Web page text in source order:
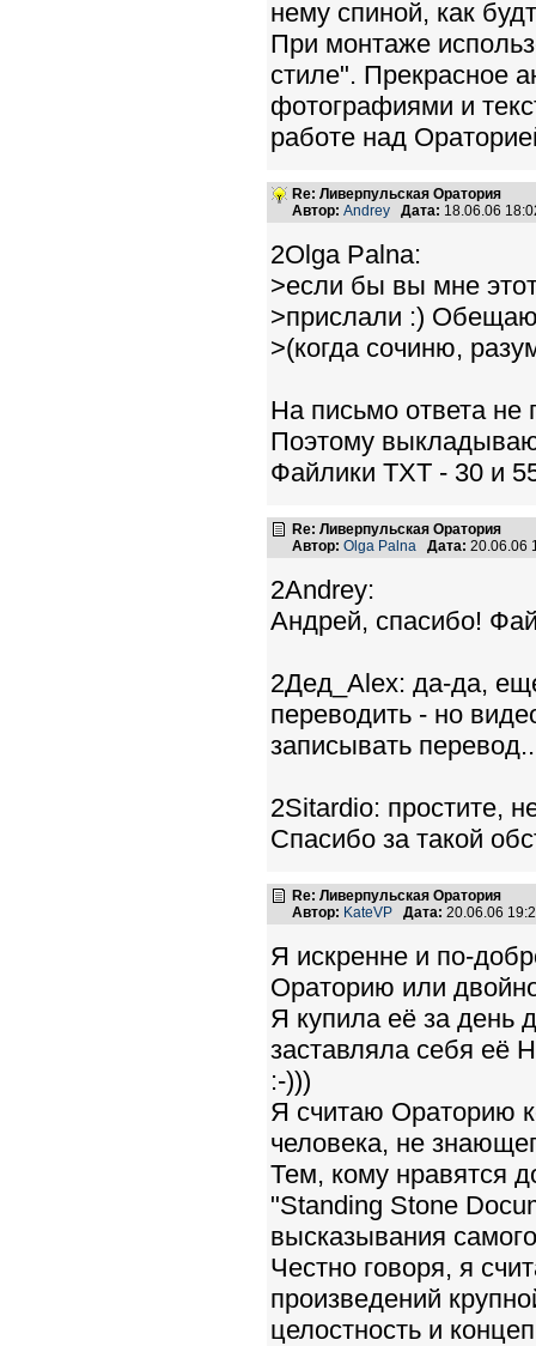
нему спиной, как
При монтаже
стиле". Прекрасное
фотографиями и
работе над
Re: Ливерпульская Оратория
Автор: Andrey Дата: 18.06.06
2Olga Palna:
>если бы вы мне
>прислали :)
>(когда сочиню,
На письмо ответа не
Поэтому
Файлики TXT - 30 и
Re: Ливерпульская Оратория
Автор: Olga Palna Дата:
2Andrey:
Андрей, спасибо!
2Дед_Alex: да-да,
переводить - но
записывать
2Sitardio: простите,
Спасибо за такой
Re: Ливерпульская Оратория
Автор: KateVP Дата: 20.06.06
Я искренне и по-
Ораторию или
Я купила её за день
заставляла себя её
:-)))
Я считаю Ораторию
человека, не
Тем, кому нравятся
"Standing Stone
высказывания
Честно говоря, я
произведений
целостность и